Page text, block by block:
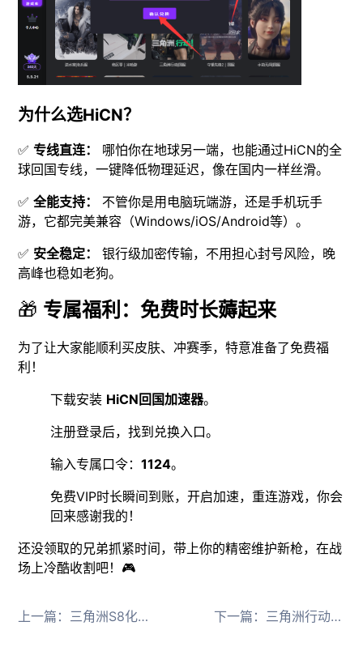
为什么选HiCN？
✅专线直连：
哪怕你在地球另一端，也能通过HiCN的全
球回国专线，一键降低物理延迟，像在国内一样丝滑。
✅全能支持：
不管你是用电脑玩端游，还是手机玩手
游，它都完美兼容（Windows/iOS/Android等）。
✅ 安全稳定：
银行级加密传输，不用担心封号风险，晚
高峰也稳如老狗。
🎁 专属福利：免费时长薅起来
为了让大家能顺利买皮肤、冲赛季，特意准备了免费福
利！
下载安装 HiCN回国加速器。
注册登录后，找到兑换入口。
输入专属口令：1124。
免费VIP时长瞬间到账，开启加速，重连游戏，你会
回来感谢我的！
还没领取的兄弟抓紧时间，带上你的精密维护新枪，在战
场上冷酷收割吧！🎮
上一篇： 三角洲S8化身赛伊德带飞全场，海外党玩国服三角洲行动回国加速器推荐！ 下一篇： 三角洲行动新赛季“蝶变”来袭！台湾玩家如何丝滑直连国服？